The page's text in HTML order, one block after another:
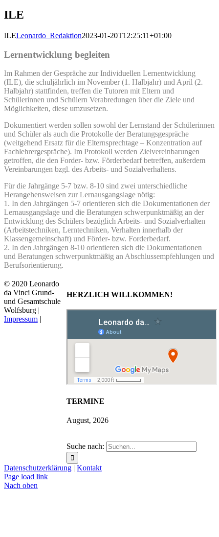
ILE
ILELeonardo_Redaktion2023-01-20T12:25:11+01:00
Lernentwicklung begleiten
Im Rahmen der Gespräche zur Individuellen Lernentwicklung
(ILE), die schuljährlich im November (1. Halbjahr) und April (2.
Halbjahr) stattfinden, treffen die Tutoren mit Eltern und
Schülerinnen und Schülern Verabredungen über die Ziele und
Möglichkeiten, diese umzusetzen.
Dokumentiert werden sollen sowohl der Lernstand der Schülerinnen
und Schüler als auch die Protokolle der Beratungsgespräche
(weitgehend Ersatz für die Elternsprechtage – Konzentration auf
Fachlehrergespräche). Im Protokoll werden Zielvereinbarungen
getroffen, die den Forder- bzw. Förderbedarf betreffen, außerdem
Vereinbarungen bzgl. des Arbeits- und Sozialverhaltens.
Für die Jahrgänge 5-7 bzw. 8-10 sind zwei unterschiedliche
Herangehensweisen zur Lernausgangslage nötig:
1. In den Jahrgängen 5-7 orientieren sich die Dokumentationen der
Lernausgangslage und die Beratungen schwerpunktmäßig an der
Entwicklung des Schülers bezüglich Arbeits- und Sozialverhalten
(Arbeitstechniken, Lerntechniken, Verhalten innerhalb der
Klassengemeinschaft) und Förder- bzw. Forderbedarf.
2. In den Jahrgängen 8-10 orientieren sich die Dokumentationen
und Beratungen schwerpunktmäßig an Abschlussempfehlungen und
Berufsorientierung.
HERZLICH WILLKOMMEN!
TERMINE
August, 2026
Suche nach:
© 2020 Leonardo
da Vinci Grund-
und Gesamtschule
Wolfsburg |
Impressum |
Datenschutzerklärung | Kontakt
Page load link
Nach oben